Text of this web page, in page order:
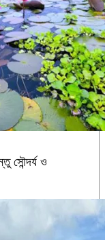
সৌন্দর্য ও